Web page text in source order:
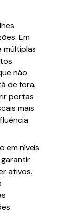
Em
múltiplas
não
de fora.
portas
mais
em níveis
ativos.